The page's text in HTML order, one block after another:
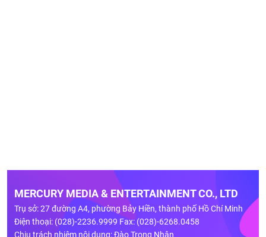
MERCURY MEDIA & ENTERTAINMENT CO., LTD
Trụ sở: 27 đường A4, phường Bảy Hiền, thành phố Hồ Chí Minh
Điện thoại: (028)-2236.9999 Fax: (028)-6268.0458
Chịu trách nhiệm nội dung: Đào Trọng Nhân